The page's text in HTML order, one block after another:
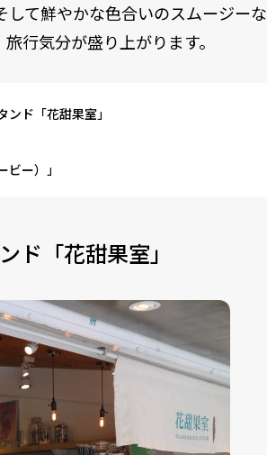
て鮮やかな色合いのスムージーな
行気分が盛り上がります。
ド「花甜果室」
ー）」
ド「花甜果室」